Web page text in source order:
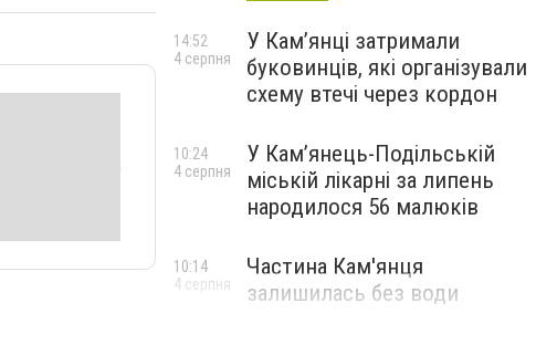
У Кам’янці затримали
буковинців, які організували
схему втечі через кордон
14:52
4 серпня
У Кам’янець-Подільській
міській лікарні за липень
народилося 56 малюків
10:24
4 серпня
Частина Кам'янця
залишилась без води
10:14
4 серпня